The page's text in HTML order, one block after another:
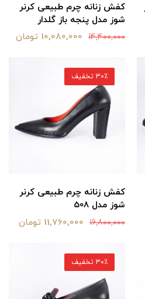
کفش زنانه چرم طبیعی کرنر
شوز مدل پنجه باز گلدار
14,400,000 10,080,000 تومان
کفش زنانه چرم طبیعی کرنر
شوز مدل 508
16,800,000 11,760,000 تومان
30٪ تخفیف
30٪ تخفیف